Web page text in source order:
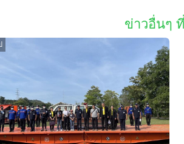
ข่าวอื่นๆ